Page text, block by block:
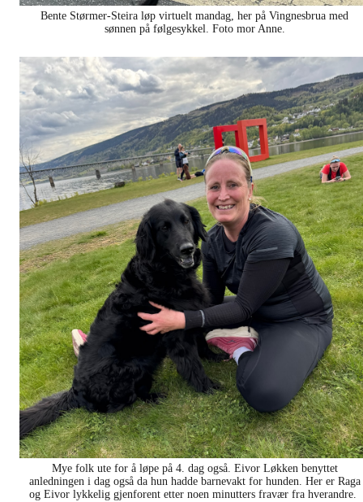
Bente Størmer-Steira løp virtuelt mandag, her på Vingnesbrua med
sønnen på følgesykkel. Foto mor Anne.
Mye folk ute for å løpe på 4. dag også. Eivor Løkken benyttet
anledningen i dag også da hun hadde barnevakt for hunden. Her er Raga
og Eivor lykkelig gjenforent etter noen minutters fravær fra hverandre.